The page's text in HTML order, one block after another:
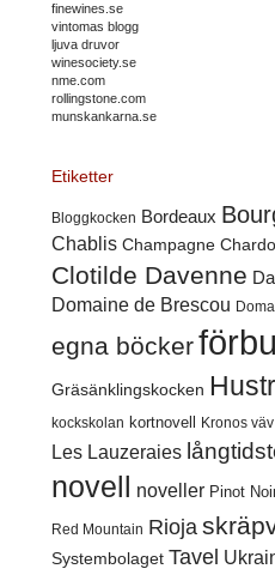
finewines.se
vintomas blogg
ljuva druvor
winesociety.se
nme.com
rollingstone.com
munskankarna.se
Etiketter
Bloggkocken Bordeaux
Chablis Champagne
Clotilde Davenne
Domaine de Brescou
egna böcker
Gräsänklingskocken
kockskolan kortnovell Kronos väv
Les Lauzeraies
novell noveller Pinot
Red Mountain Rioja
Systembolaget Tavel